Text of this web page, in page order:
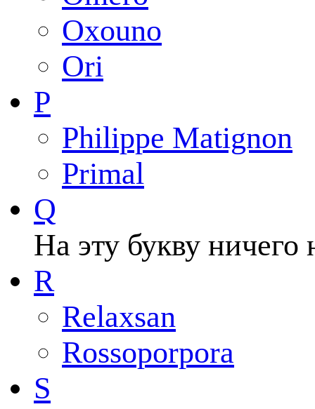
Oxouno
Ori
P
Philippe Matignon
Primal
Q
На эту букву ничего
R
Relaxsan
Rossoporpora
S